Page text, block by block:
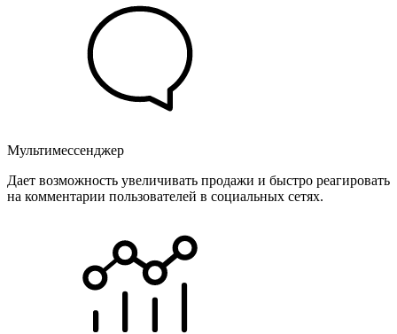
Мультимессенджер
Дает возможность увеличивать продажи и быстро реагировать
на комментарии пользователей в социальных сетях.